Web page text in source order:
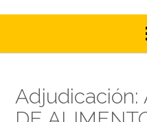
Adjudicación: